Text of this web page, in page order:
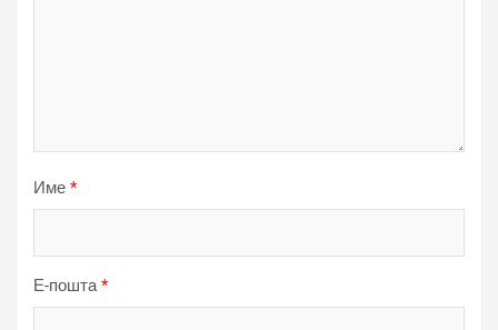
Име *
Е-пошта*